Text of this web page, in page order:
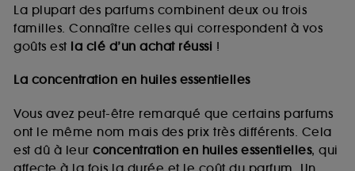
La plupart des parfums combinent deux ou trois
familles. Connaître celles qui correspondent à vos
goûts est la clé d’un achat réussi !
La concentration en huiles essentielles
Vous avez peut-être remarqué que certains parfums
ont le même nom mais des prix très différents. Cela
est dû à leur concentration en huiles essentielles, qui